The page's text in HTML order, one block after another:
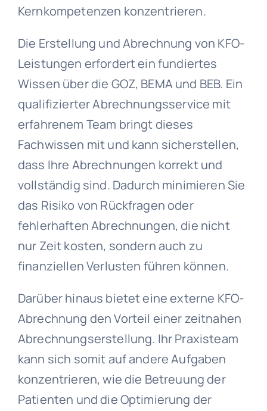
Kernkompetenzen konzentrieren.
Die Erstellung und Abrechnung von KFO-
Leistungen erfordert ein fundiertes
Wissen über die GOZ, BEMA und BEB. Ein
qualifizierter Abrechnungsservice mit
erfahrenem Team bringt dieses
Fachwissen mit und kann sicherstellen,
dass Ihre Abrechnungen korrekt und
vollständig sind. Dadurch minimieren Sie
das Risiko von Rückfragen oder
fehlerhaften Abrechnungen, die nicht
nur Zeit kosten, sondern auch zu
finanziellen Verlusten führen können.
Darüber hinaus bietet eine externe KFO-
Abrechnung den Vorteil einer zeitnahen
Abrechnungserstellung. Ihr Praxisteam
kann sich somit auf andere Aufgaben
konzentrieren, wie die Betreuung der
Patienten und die Optimierung der